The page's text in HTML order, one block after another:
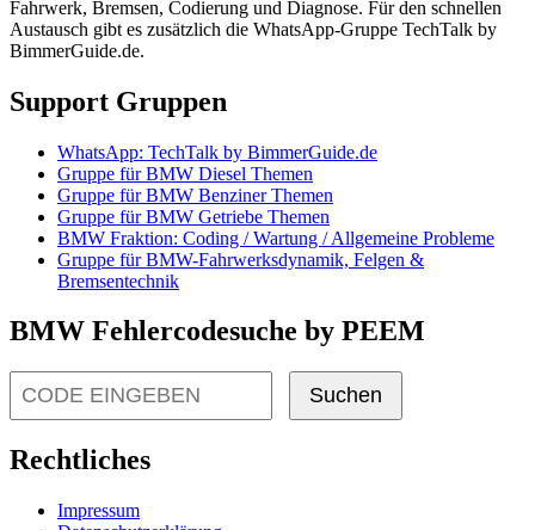
Fahrwerk, Bremsen, Codierung und Diagnose. Für den schnellen
Austausch gibt es zusätzlich die WhatsApp-Gruppe TechTalk by
BimmerGuide.de.
Support Gruppen
WhatsApp: TechTalk by BimmerGuide.de
Gruppe für BMW Diesel Themen
Gruppe für BMW Benziner Themen
Gruppe für BMW Getriebe Themen
BMW Fraktion: Coding / Wartung / Allgemeine Probleme
Gruppe für BMW-Fahrwerksdynamik, Felgen &
Bremsentechnik
BMW Fehlercodesuche by PEEM
Suchen
Rechtliches
Impressum